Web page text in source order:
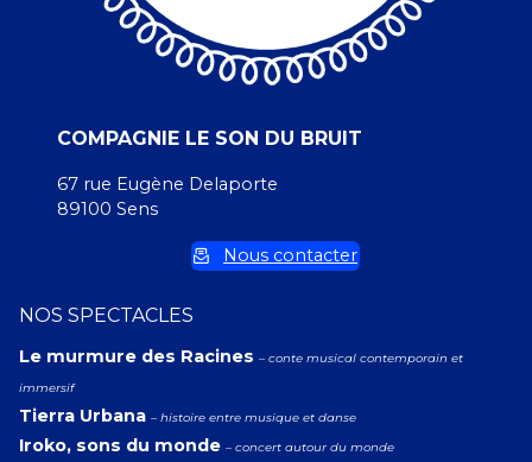
COMPAGNIE LE SON DU BRUIT
67 rue Eugène Delaporte
89100 Sens
Nous contacter
NOS SPECTACLES
Le murmure des Racines – conte musical contemporain et
immersif
Tierra Urbana – histoire entre musique et danse
Iroko, sons du monde – concert autour du monde